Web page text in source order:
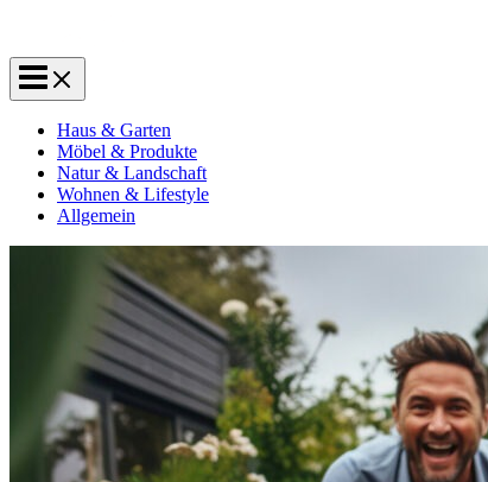
Haus & Garten
Möbel & Produkte
Natur & Landschaft
Wohnen & Lifestyle
Allgemein